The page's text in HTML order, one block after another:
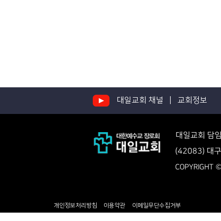
대일교회 채널 |교회정보
대일교회 담
(42083) 대
COPYRIGHT
개인정보처리방침 이용약관 이메일무단수집거부